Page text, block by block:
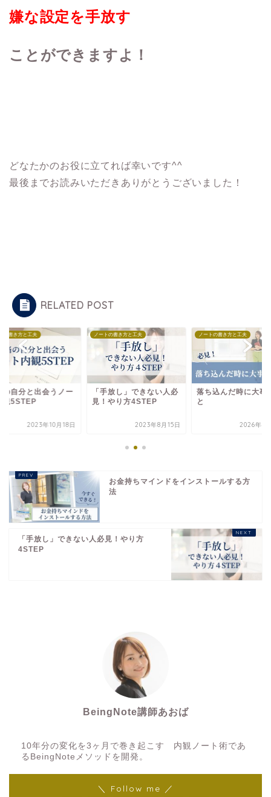
嫌な設定を手放す
ことができますよ！
どなたかのお役に立てれば幸いです^^
最後までお読みいただきありがとうございました！
RELATED POST
の書き方と工夫
の自分と出会うノー
観5STEP
2023年10月18日
ノートの書き方と工夫
「手放し」できない人必
見！やり方4STEP
2023年8月15日
ノートの書き方と工夫
落ち込んだ時に大事
と
2026年4
お金持ちマインドをインストールする方
法
「手放し」できない人必見！やり方
4STEP
BeingNote講師あおば
10年分の変化を3ヶ月で巻き起こす 内観ノート術であ
るBeingNoteメソッドを開発。
＼ Follow me ／